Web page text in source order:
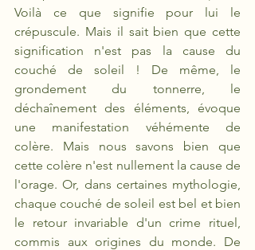
Voilà ce que signifie pour lui le
crépuscule. Mais il sait bien que cette
signification n'est pas la cause du
couché de soleil ! De même, le
grondement du tonnerre, le
déchaînement des éléments, évoque
une manifestation véhémente de
colère. Mais nous savons bien que
cette colère n'est nullement la cause de
l'orage. Or, dans certaines mythologie,
chaque couché de soleil est bel et bien
le retour invariable d'un crime rituel,
commis aux origines du monde. De